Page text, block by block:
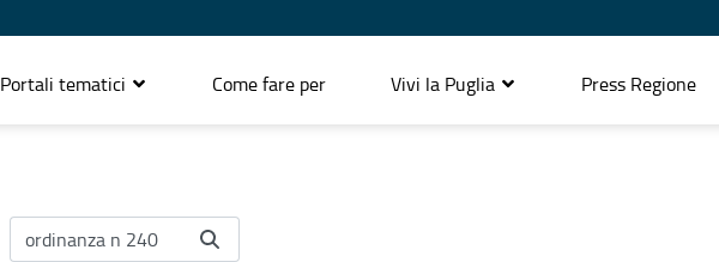
Portali tematici Come fare per Vivi la Puglia Press Regione